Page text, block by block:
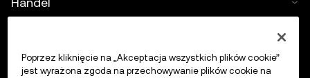
Poprzez kliknięcie na „Akceptacja wszystkich plików cookie”
jest wyrażona zgoda na przechowywanie plików cookie na